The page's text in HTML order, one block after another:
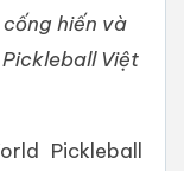
hiến và
Việt
Pickleball